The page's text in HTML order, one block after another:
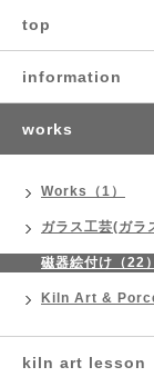
top
information
works
Works（1）
ガラス工芸(ガラ
磁器絵付け（22）
Kiln Art &
kiln art lesson